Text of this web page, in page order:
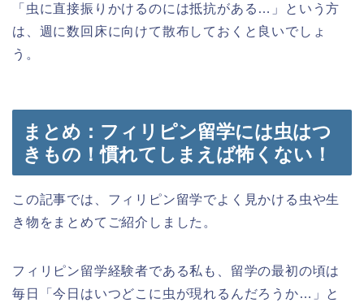
「虫に直接振りかけるのには抵抗がある…」という方
は、週に数回床に向けて散布しておくと良いでしょ
う。
まとめ：フィリピン留学には虫はつ
きもの！慣れてしまえば怖くない！
この記事では、フィリピン留学でよく見かける虫や生
き物をまとめてご紹介しました。
フィリピン留学経験者である私も、留学の最初の頃は
毎日「今日はいつどこに虫が現れるんだろうか…」と